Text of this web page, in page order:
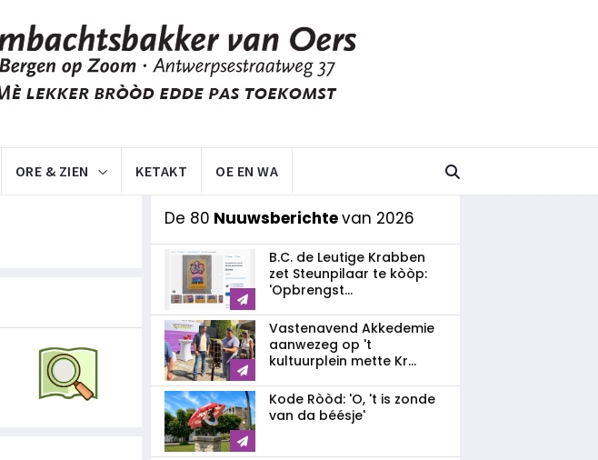
ORE & ZIEN KETAKT OE EN WA
De 80 Nuuwsberichtevan 2026
B.C. de Leutige Krabben
zet Steunpilaar te kòòp:
'Opbrengst...
Vastenavend Akkedemie
aanwezeg op 't
kultuurplein mette Kr...
Kode Ròòd: 'O, 't is zonde
van da béésje'